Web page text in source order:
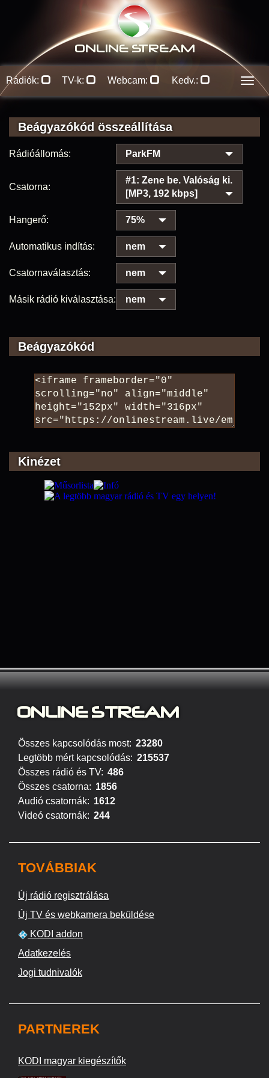
ONLINE STREAM
Rádiók: TV-k: Webcam: Kedv.:
Beágyazókód összeállítása
Rádióállomás: ParkFM
Csatorna:
#1: Zene be. Valóság ki.
[MP3, 192 kbps]
Hangerő: 75%
Automatikus indítás: nem
Csatornaválasztás: nem
Másik rádió kiválasztása: nem
Beágyazókód
Kinézet
ONLINE STREAM
Összes kapcsolódás most: 23280
Legtöbb mért kapcsolódás: 215537
Összes rádió és TV: 486
Összes csatorna: 1856
Audió csatornák: 1612
Videó csatornák: 244
TOVÁBBIAK
Új rádió regisztrálása
Új TV és webkamera beküldése
KODI addon
Adatkezelés
Jogi tudnivalók
PARTNEREK
KODI magyar kiegészítők